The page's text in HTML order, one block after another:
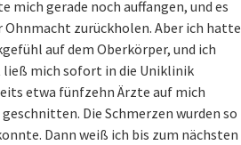
mich gerade noch auffangen, und es
zurückholen. Aber ich hatte
auf dem Oberkörper, und ich
mich sofort in die Uniklinik
etwa fünfzehn Ärzte auf mich
Die Schmerzen wurden so
Dann weiß ich bis zum nächsten